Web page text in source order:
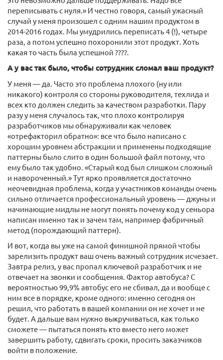
переписывать с нуля.» И честно говоря, самый ужасный
случай у меня произошел с одним нашим продуктом в
2014-2016 годах. Мы умудрились переписать 4 (!), четыре
раза, а потом успешно похоронили этот продукт. Хоть
какая то часть была успешной ????.
А у вас так было, чтобы сотрудник сломал ваш продукт?
У меня — да. Часто это проблема плохого (ну или
никакого) контроля со стороны руководителя, техлида и
всех кто должен следить за качеством разработки. Пару
разу у меня случалось так, что плохо контролируя
разработчиков мы обнаруживали как человек
«отрефакторил обратно»: все что было написано с
хорошим уровнем абстракции и применены подходящие
паттерны было слито в один большой файл потому, что
ему было так удобно. «Старый код был слишком сложный
и навороченный.» Тут ярко проявляется достаточно
неочевидная проблема, когда у участников команды очень
сильно отличается профессиональный уровень — джуны и
начинающие мидлы не могут понять почему код у сеньора
написан именно так и зачем там, например фабричный
метод (порождающий паттерн).
И вот, когда вы уже на самой финишной прямой чтобы
зарелизить продукт ваш очень важный сотрудник исчезает.
Завтра релиз, у вас пропал ключевой разработчик и не
отвечает на звонки и сообщения. Фактор автобуса? С
вероятностью 99,9% автобус его не сбивал, да и вообще с
ним все в порядке, кроме одного: именно сегодня он
решил, что работать в вашей компании он не хочет и не
будет. А дальше вам нужно выкручиваться, как только
сможете — пытаться понять кто вместо него может
завершить работу, сдвигать сроки, просить заказчиков
войти в положение.